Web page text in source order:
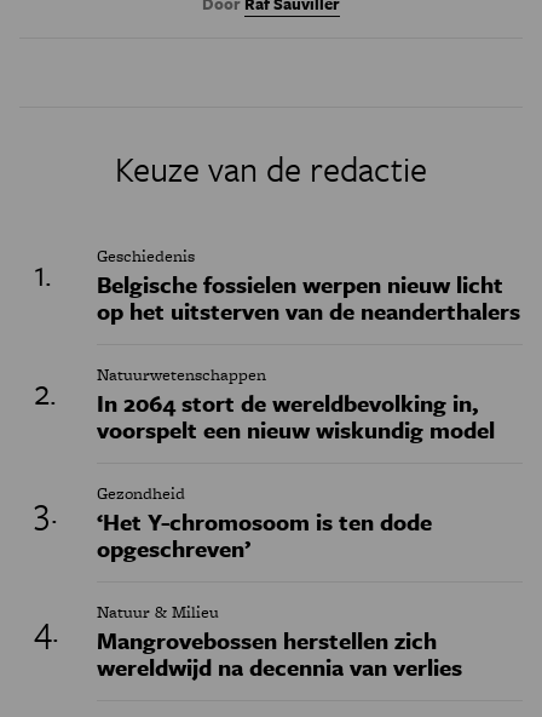
Keuze van de redactie
Geschiedenis
Belgische fossielen werpen nieuw licht
op het uitsterven van de neanderthalers
Natuurwetenschappen
In 2064 stort de wereldbevolking in,
voorspelt een nieuw wiskundig model
Gezondheid
‘Het Y-chromosoom is ten dode
opgeschreven’
Natuur & Milieu
Mangrovebossen herstellen zich
wereldwijd na decennia van verlies